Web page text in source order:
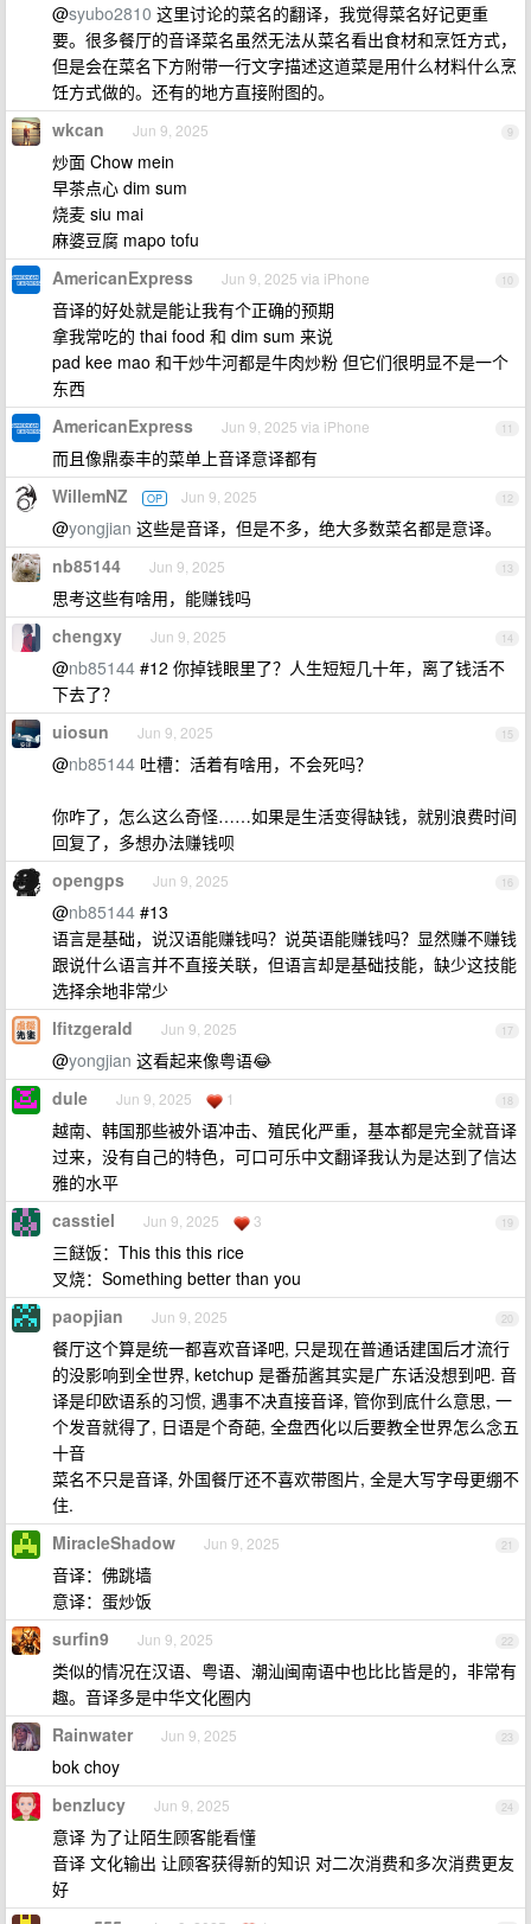
@syubo2810 这里讨论的菜名的翻译，我觉得菜名好记更重
要。很多餐厅的音译菜名虽然无法从菜名看出食材和烹饪方式，
但是会在菜名下方附带一行文字描述这道菜是用什么材料什么烹
饪方式做的。还有的地方直接附图的。
9
wkcan Jun 9, 2025
炒面 Chow mein
早茶点心 dim sum
烧麦 siu mai
麻婆豆腐 mapo tofu
10
AmericanExpress Jun 9, 2025 via iPhone
音译的好处就是能让我有个正确的预期
拿我常吃的 thai food 和 dim sum 来说
pad kee mao 和干炒牛河都是牛肉炒粉 但它们很明显不是一个
东西
11
AmericanExpress Jun 9, 2025 via iPhone
而且像鼎泰丰的菜单上音译意译都有
12
WillemNZ OP Jun 9, 2025
@yongjian 这些是音译，但是不多，绝大多数菜名都是意译。
13
nb85144 Jun 9, 2025
思考这些有啥用，能赚钱吗
14
chengxy Jun 9, 2025
@nb85144 #12 你掉钱眼里了？人生短短几十年，离了钱活不
下去了？
15
uiosun Jun 9, 2025
@nb85144 吐槽：活着有啥用，不会死吗？
你咋了，怎么这么奇怪……如果是生活变得缺钱，就别浪费时间
回复了，多想办法赚钱呗
16
opengps Jun 9, 2025
@nb85144 #13
语言是基础，说汉语能赚钱吗？说英语能赚钱吗？显然赚不赚钱
跟说什么语言并不直接关联，但语言却是基础技能，缺少这技能
选择余地非常少
17
lfitzgerald Jun 9, 2025
@yongjian 这看起来像粤语😂
18
dule Jun 9, 2025 1
越南、韩国那些被外语冲击、殖民化严重，基本都是完全就音译
过来，没有自己的特色，可口可乐中文翻译我认为是达到了信达
雅的水平
19
casstiel Jun 9, 2025 3
三餸饭：This this this rice
叉烧：Something better than you
20
paopjian Jun 9, 2025
餐厅这个算是统一都喜欢音译吧, 只是现在普通话建国后才流行
的没影响到全世界, ketchup 是番茄酱其实是广东话没想到吧. 音
译是印欧语系的习惯, 遇事不决直接音译, 管你到底什么意思, 一
个发音就得了, 日语是个奇葩, 全盘西化以后要教全世界怎么念五
十音
菜名不只是音译, 外国餐厅还不喜欢带图片, 全是大写字母更绷不
住.
21
MiracleShadow Jun 9, 2025
音译：佛跳墙
意译：蛋炒饭
22
surfin9 Jun 9, 2025
类似的情况在汉语、粤语、潮汕闽南语中也比比皆是的，非常有
趣。音译多是中华文化圈内
23
Rainwater Jun 9, 2025
bok choy
24
benzlucy Jun 9, 2025
意译 为了让陌生顾客能看懂
音译 文化输出 让顾客获得新的知识 对二次消费和多次消费更友
好